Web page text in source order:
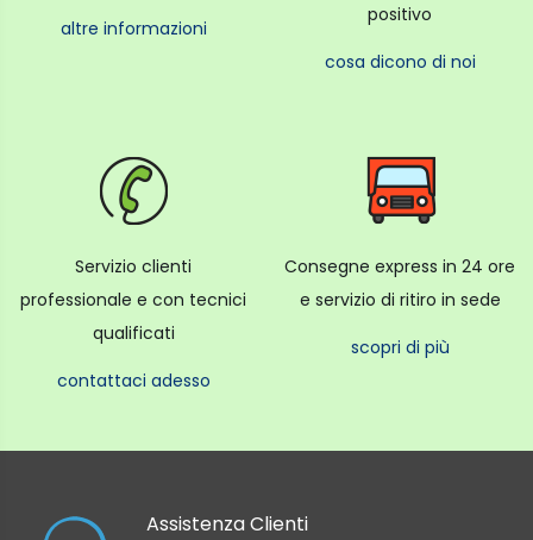
altre informazioni
positivo
cosa dicono di noi
Servizio clienti
professionale e con tecnici
qualificati
contattaci adesso
Consegne express in 24 ore
e servizio di ritiro in sede
scopri di più
Assistenza Clienti